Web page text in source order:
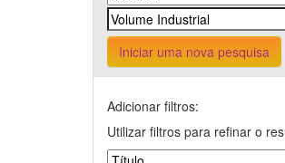
Iniciar uma nova pesquisa
Adicionar filtros:
Utilizar filtros para refinar o